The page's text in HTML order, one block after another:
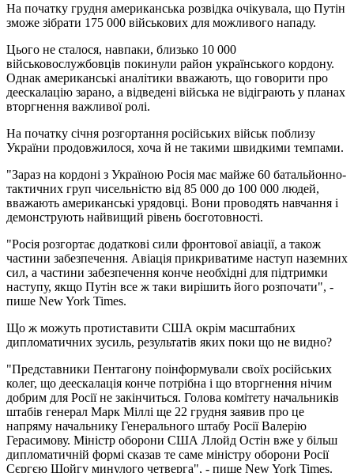
На початку грудня американська розвідка очікувала, що Путін
зможе зібрати 175 000 військових для можливого нападу.
Цього не сталося, навпаки, близько 10 000
військовослужбовців покинули район українського кордону.
Однак американські аналітики вважають, що говорити про
деескалацію зарано, а відведені війська не відіграють у планах
вторгнення важливої ролі.
На початку січня розгортання російських військ поблизу
України продовжилося, хоча й не такими швидкими темпами.
"Зараз на кордоні з Україною Росія має майже 60 батальйонно-
тактичних груп чисельністю від 85 000 до 100 000 людей,
вважають американські урядовці. Вони проводять навчання і
демонструють найвищий рівень боєготовності.
"Росія розгортає додаткові сили фронтової авіації, а також
частини забезпечення. Авіація прикриватиме наступ наземних
сил, а частини забезпечення конче необхідні для підтримки
наступу, якщо Путін все ж таки вирішить його розпочати", -
пише New York Times.
Що ж можуть протиставити США окрім масштабних
дипломатичних зусиль, результатів яких поки що не видно?
"Представники Пентагону поінформували своїх російських
колег, що деескалація конче потрібна і що вторгнення нічим
добрим для Росії не закінчиться. Голова комітету начальників
штабів генерал Марк Міллі ще 22 грудня заявив про це
напряму начальнику Генерального штабу Росії Валерію
Герасимову. Міністр оборони США Ллойд Остін вже у більш
дипломатичній формі сказав те саме міністру оборони Росії
Сєргєю Шойгу минулого четверга", - пише New York Times.